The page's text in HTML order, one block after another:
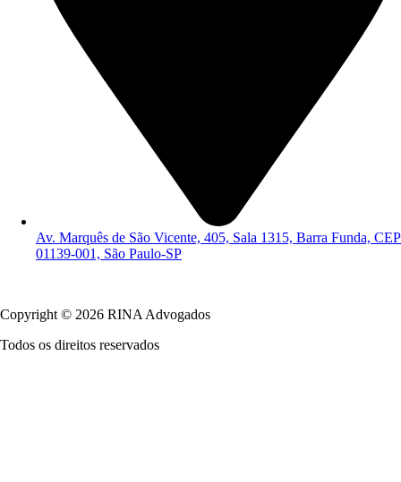
Av. Marquês de São Vicente, 405, Sala 1315, Barra Funda, CEP
01139-001, São Paulo-SP
Copyright © 2026 RINA Advogados
Todos os direitos reservados